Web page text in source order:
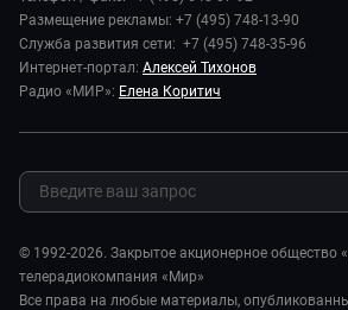
Наука и технологии
Здоровье и медицина
Спорт
Шоу-бизнес
Стиль жизни
Сад и огород
Игра в кино. Мультфильмы
Исторический детектив
Миллион за 5 минут
Мировое соглашение
Предварительный диагноз
Пять причин поехать в...
Пресса о нас
Карьера
Реклама
Закупки и тендеры
Обратная связь
Размещение рекламы: +7 (495) 748-13-90
Служба развития сети: +7 (495) 748-35-96
Интернет-портал: Алексей Тихонов
Радио «МИР»: Елена Коритич
© 1992-2026. Закрытое акционерное общество
телерадиокомпания «Мир»
Все права на любые материалы,